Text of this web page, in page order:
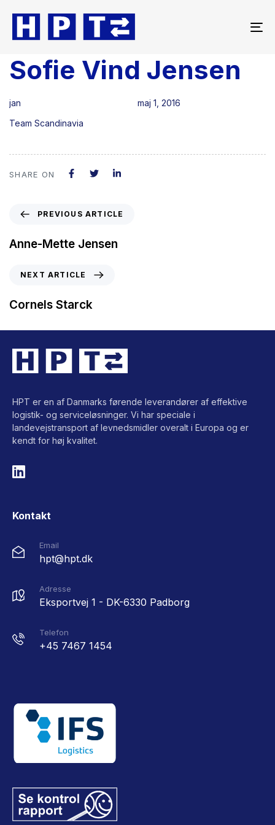
Sofie Vind Jensen
Author
jan
Published
on:
maj 1, 2016
Published
in:
Team Scandinavia
SHARE ON
PREVIOUS ARTICLE
Anne-Mette Jensen
NEXT ARTICLE
Cornels Starck
HPT er en af Danmarks førende leverandører af effektive
logistik- og serviceløsninger. Vi har speciale i
landevejstransport af levnedsmidler overalt i Europa og er
kendt for høj kvalitet.
Kontakt
Email
hpt@hpt.dk
Adresse
Eksportvej 1 - DK-6330 Padborg
Telefon
+45 7467 1454